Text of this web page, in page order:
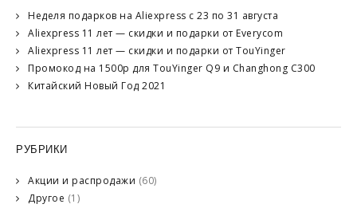
Неделя подарков на Aliexpress с 23 по 31 августа
Aliexpress 11 лет — скидки и подарки от Everycom
Aliexpress 11 лет — скидки и подарки от TouYinger
Промокод на 1500р для TouYinger Q9 и Changhong C300
Китайский Новый Год 2021
РУБРИКИ
Акции и распродажи (60)
Другое (1)